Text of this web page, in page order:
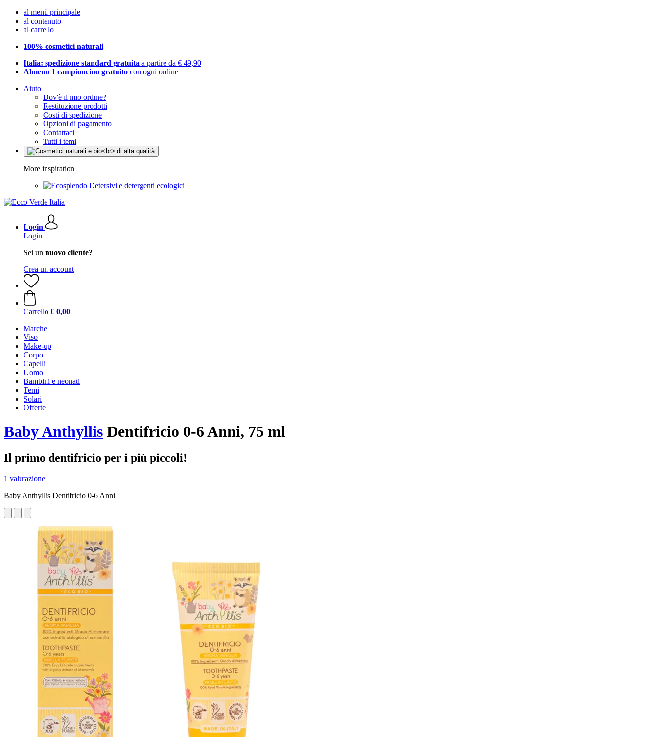
al menù principale
al contenuto
al carrello
100% cosmetici naturali
Italia: spedizione standard gratuita a partire da € 49,90
Almeno 1 campioncino gratuito con ogni ordine
Aiuto
Dov'è il mio ordine?
Restituzione prodotti
Costi di spedizione
Opzioni di pagamento
Contattaci
Tutti i temi
More inspiration
Detersivi e detergenti ecologici
Login
Login
Sei un nuovo cliente?
Crea un account
Carrello € 0,00
Marche
Viso
Make-up
Corpo
Capelli
Uomo
Bambini e neonati
Temi
Solari
Offerte
Baby Anthyllis Dentifricio 0-6 Anni, 75 ml
Il primo dentifricio per i più piccoli!
1 valutazione
Baby Anthyllis Dentifricio 0-6 Anni